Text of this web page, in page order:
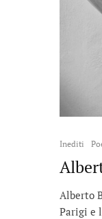
Inediti
Alberto
Parigi e